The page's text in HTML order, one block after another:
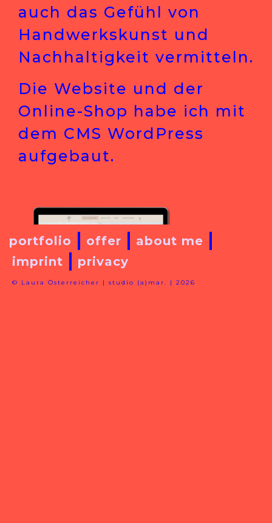
auch das Gefühl von
Handwerkskunst und
Nachhaltigkeit vermitteln.
Die Website und der
Online-Shop habe ich mit
dem CMS WordPress
aufgebaut.
portfolio offer
about me
imprint
privacy
© Laura Österreicher | studio (a)mar. | 2026